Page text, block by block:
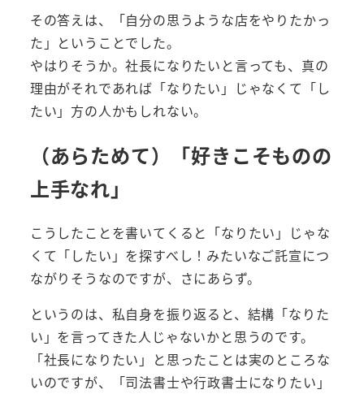
その答えは、「自分の思うような店をやりたかっ
た」ということでした。
やはりそうか。社長になりたいと言っても、真の
理由がそれであれば「なりたい」じゃなくて「し
たい」方の人かもしれない。
（あらためて）「好きこそものの
上手なれ」
こうしたことを書いてくると「なりたい」じゃな
くて「したい」を探すべし！みたいなご託宣につ
ながりそうなのですが、さにあらず。
というのは、私自身を振り返ると、結構「なりた
い」を言ってきた人じゃないかと思うのです。
「社長になりたい」と思ったことは実のところな
いのですが、「司法書士や行政書士になりたい」